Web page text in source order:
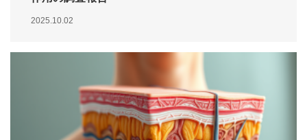
2025.10.02